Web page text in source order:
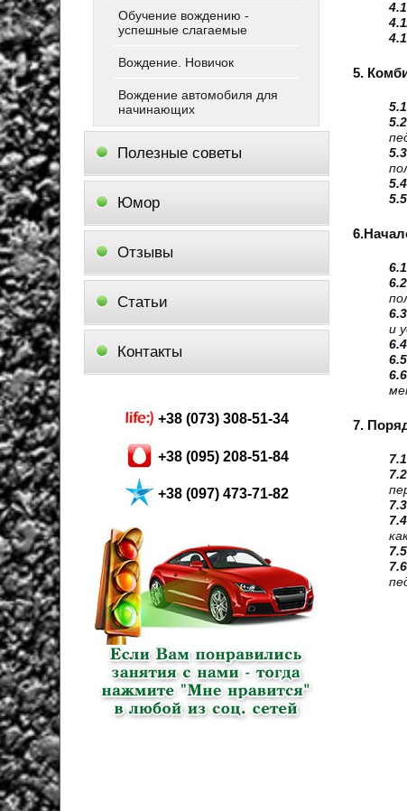
Обучение вождению -
успешные слагаемые
Вождение. Новичок
Вождение автомобиля для
начинающих
Полезные советы
Юмор
Отзывы
Статьи
Контакты
+38 (073) 308-51-34
+38 (095) 208-51-84
+38 (097) 473-71-82
5.
и
7.